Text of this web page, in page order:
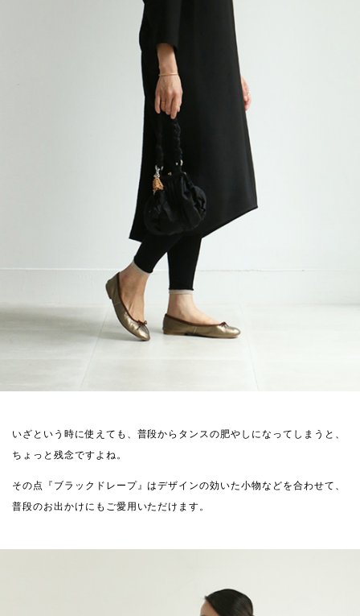
いざという時に使えても、普段からタンスの肥やしになってしまうと、
ちょっと残念ですよね。
その点『ブラックドレープ』はデザインの効いた小物などを合わせて、
普段のお出かけにもご愛用いただけます。